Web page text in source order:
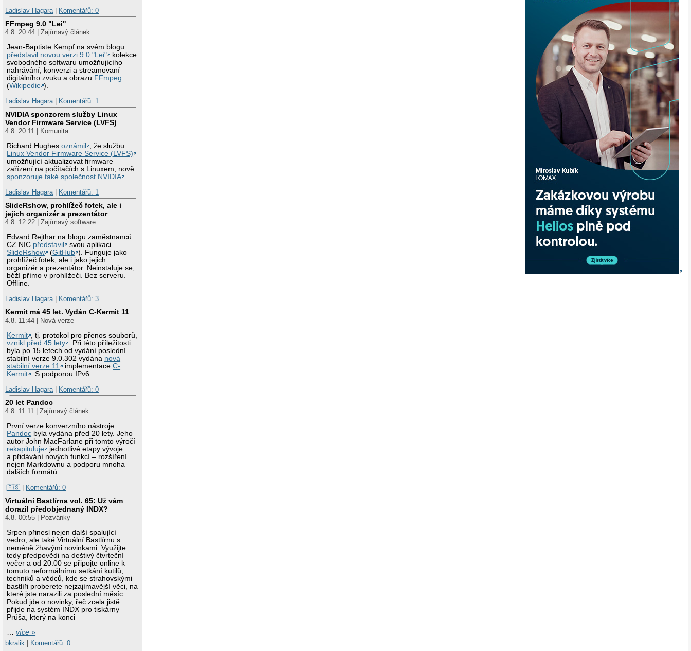
Ladislav Hagara
Komentářů: 0
FFmpeg 9.0 "Lei"
4.8. 20:44 | Zajímavý článek
Jean-Baptiste Kempf na svém blogu
představil novou verzi 9.0 "Lei"
kolekce
svobodného softwaru umožňujícího
nahrávání, konverzi a streamovaní
digitálního zvuku a obrazu FFmpeg
(Wikipedie ).
Ladislav Hagara
Komentářů: 1
NVIDIA sponzorem služby Linux
Vendor Firmware Service (LVFS)
4.8. 20:11 | Komunita
Richard Hughesoznámil
, že službu
Linux Vendor Firmware Service (LVFS)
umožňující aktualizovat firmware
zařízení na počítačích s Linuxem, nově
sponzoruje také společnost NVIDIA .
Ladislav Hagara | Komentářů: 1
SlideRshow, prohlížeč fotek, ale i
jejich organizér a prezentátor
4.8. 12:22 | Zajímavý software
Edvard Rejthar na blogu zaměstnanců
CZ.NIC představil
svou aplikaci
SlideRshow
(GitHub ). Funguje jako
prohlížeč fotek, ale i jako jejich
organizér a prezentátor. Neinstaluje se,
běží přímo v prohlížeči. Bez serveru.
Offline.
Ladislav Hagara | Komentářů: 3
Kermit má 45 let. Vydán C-Kermit 11
4.8. 11:44 | Nová verze
Kermit , tj. protokol pro přenos souborů,
vznikl před 45 lety . Při této příležitosti
byla po 15 letech od vydání poslední
stabilní verze 9.0.302 vydána nová
stabilní verze 11
implementaceC-
Kermit . S podporou IPv6.
Ladislav Hagara | Komentářů: 0
20 let Pandoc
4.8. 11:11 | Zajímavý článek
První verze konverzního nástroje
Pandoc byla vydána před 20 lety. Jeho
autor John MacFarlane při tomto výročí
rekapituluje
jednotlivé etapy vývoje
a přidávání nových funkcí – rozšíření
nejen Markdownu a podporu mnoha
dalších formátů.
|🇵🇸 | Komentářů: 0
Virtuální Bastlírna vol. 65: Už vám
dorazil předobjednaný INDX?
4.8. 00:55 | Pozvánky
Srpen přinesl nejen další spalující
vedro, ale také Virtuální Bastlírnu s
neméně žhavými novinkami. Využijte
tedy předpovědi na deštivý čtvrteční
večer a od 20:00 se připojte online k
tomuto neformálnímu setkání kutilů,
techniků a vědců, kde se strahovskými
bastlíři proberete nejzajímavější věci, na
které jste narazili za poslední měsíc.
Pokud jde o novinky, řeč zcela jistě
přijde na systém INDX pro tiskárny
Průša, který na konci
…více »
bkralik
Komentářů: 0